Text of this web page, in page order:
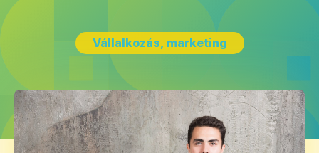
Vállalkozás, marketing